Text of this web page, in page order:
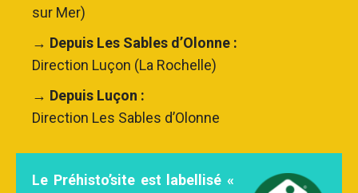
sur Mer)
→ Depuis Les Sables d’Olonne :
Direction Luçon (La Rochelle)
→ Depuis Luçon :
Direction Les Sables d’Olonne
Le Préhisto’site est labellisé «